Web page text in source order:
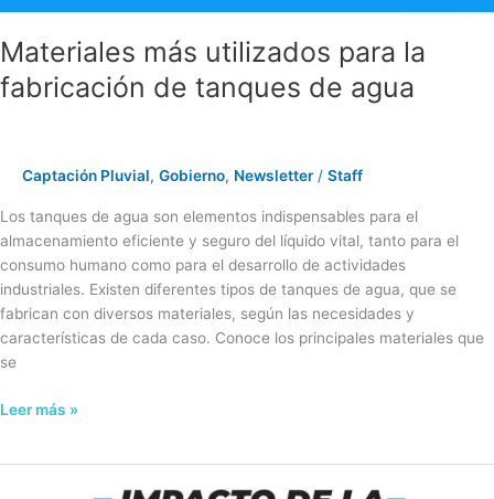
Materiales más utilizados para la
fabricación de tanques de agua
Captación Pluvial, Gobierno, Newsletter/ Staff
Los tanques de agua son elementos indispensables para el
almacenamiento eficiente y seguro del líquido vital, tanto para el
consumo humano como para el desarrollo de actividades
industriales. Existen diferentes tipos de tanques de agua, que se
fabrican con diversos materiales, según las necesidades y
características de cada caso. Conoce los principales materiales que
se
Leer más »